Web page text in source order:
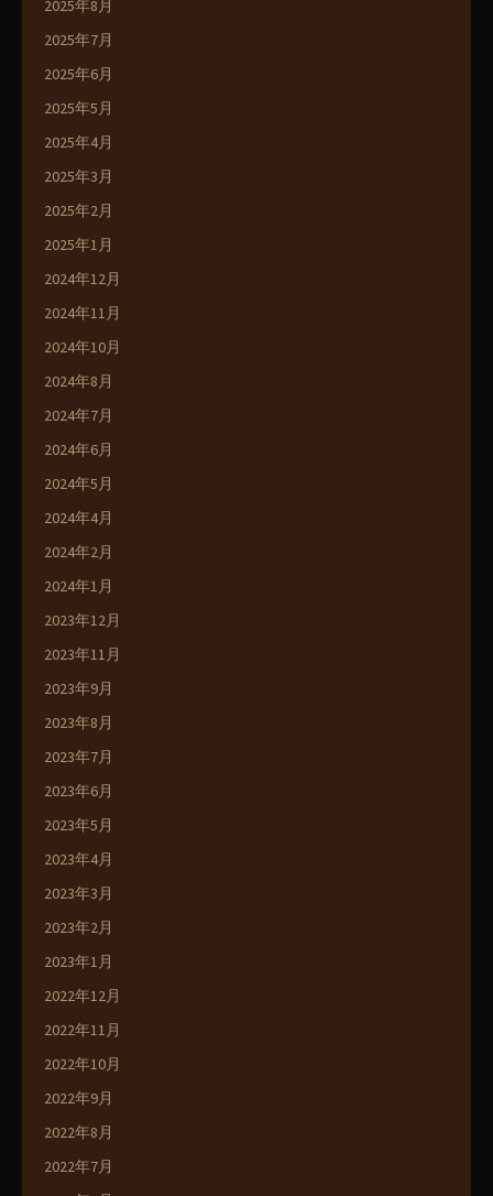
2025年8月
2025年7月
2025年6月
2025年5月
2025年4月
2025年3月
2025年2月
2025年1月
2024年12月
2024年11月
2024年10月
2024年8月
2024年7月
2024年6月
2024年5月
2024年4月
2024年2月
2024年1月
2023年12月
2023年11月
2023年9月
2023年8月
2023年7月
2023年6月
2023年5月
2023年4月
2023年3月
2023年2月
2023年1月
2022年12月
2022年11月
2022年10月
2022年9月
2022年8月
2022年7月